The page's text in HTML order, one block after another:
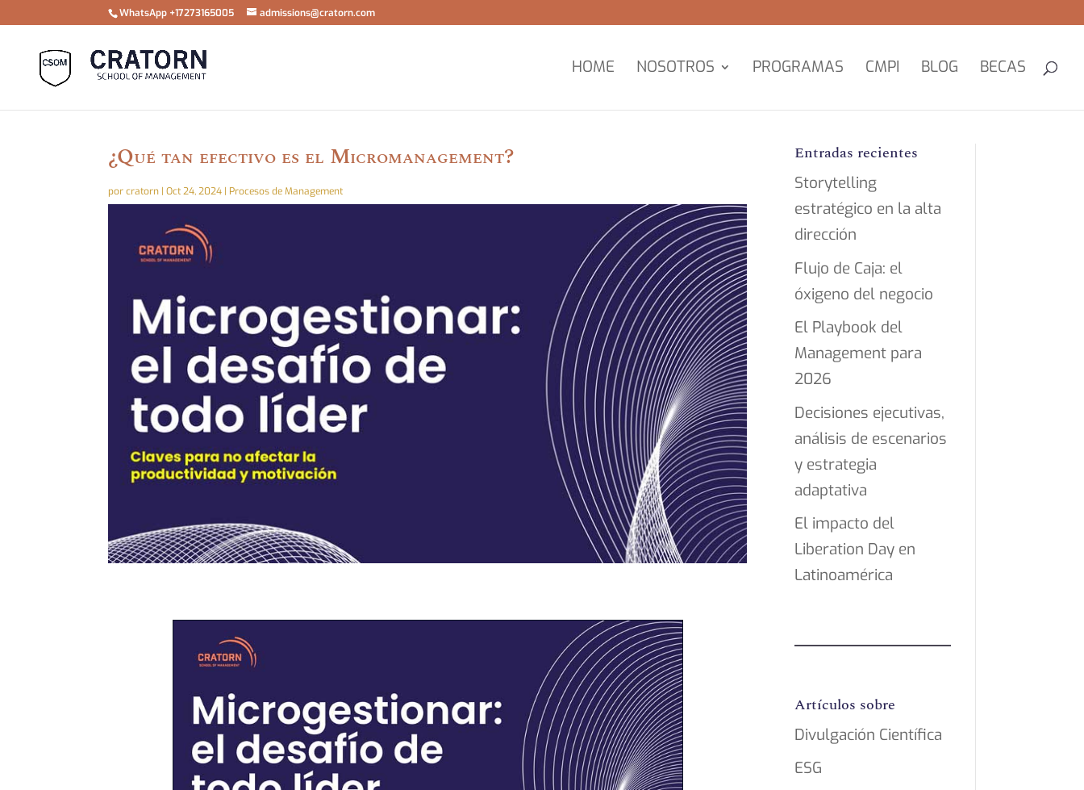
WhatsApp +17273165005 admissions@cratorn.com
HOME NOSOTROS PROGRAMAS CMPI BLOG BECAS
¿Qué tan efectivo es el Micromanagement?
porcratorn |Oct 24, 2024 | Procesos de Management
Entradas recientes
Storytelling
estratégico en la alta
dirección
Flujo de Caja: el
óxigeno del negocio
El Playbook del
Management para
2026
Decisiones ejecutivas,
análisis de escenarios
y estrategia
adaptativa
El impacto del
Liberation Day en
Latinoamérica
Artículos sobre
Divulgación Científica
ESG